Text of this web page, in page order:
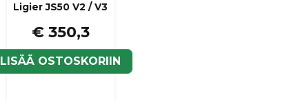
Ligier JS50 V2 / V3
€ 350,3
LISÄÄ OSTOSKORIIN